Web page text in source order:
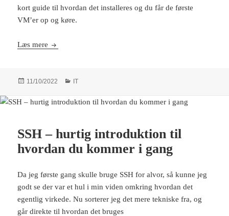
kort guide til hvordan det installeres og du får de første
VM’er op og køre.
Læs mere Proxmox – Opensource KVM Hypervisor
Udgivet
11/10/2022 Kategorier
IT
SSH – hurtig introduktion til
hvordan du kommer i gang
Da jeg første gang skulle bruge SSH for alvor, så kunne jeg
godt se der var et hul i min viden omkring hvordan det
egentlig virkede. Nu sorterer jeg det mere tekniske fra, og
går direkte til hvordan det bruges